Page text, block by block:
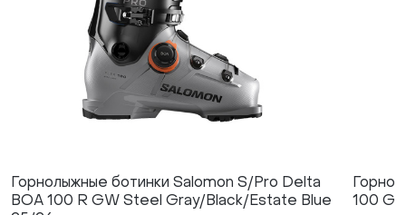
Горнолыжные ботинки Salomon S/Pro Delta
BOA 100 R GW Steel Gray/Black/Estate Blue
100